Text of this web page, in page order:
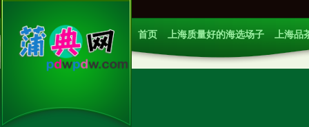
首页 上海质量好的海选场子 上海品